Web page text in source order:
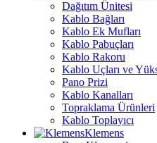
Dağıtım Ünitesi
Kablo Bağları
Kablo Ek Mufları
Kablo Pabuçları
Kablo Rakoru
Kablo Uçları ve
Pano Prizi
Kablo Kanalları
Topraklama Ürünleri
Kablo Toplayıcı
Klemens